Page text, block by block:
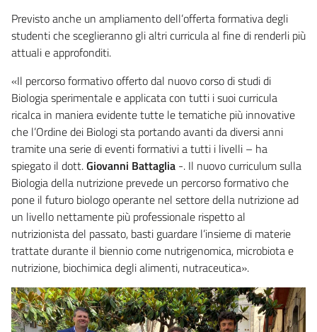
Previsto anche un ampliamento dell’offerta formativa degli
studenti che sceglieranno gli altri curricula al fine di renderli più
attuali e approfonditi.
«Il percorso formativo offerto dal nuovo corso di studi di
Biologia sperimentale e applicata con tutti i suoi curricula
ricalca in maniera evidente tutte le tematiche più innovative
che l’Ordine dei Biologi sta portando avanti da diversi anni
tramite una serie di eventi formativi a tutti i livelli – ha
spiegato il dott.Giovanni Battaglia -. Il nuovo curriculum sulla
Biologia della nutrizione prevede un percorso formativo che
pone il futuro biologo operante nel settore della nutrizione ad
un livello nettamente più professionale rispetto al
nutrizionista del passato, basti guardare l’insieme di materie
trattate durante il biennio come nutrigenomica, microbiota e
nutrizione, biochimica degli alimenti, nutraceutica».